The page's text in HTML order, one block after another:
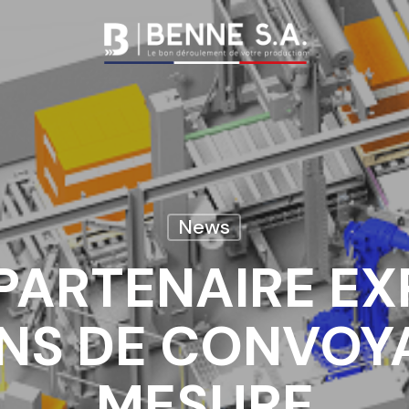
Nos bandes
transporteuses
Nos courroies
Nos accessoires
convoyeurs
Nos savoir-faire
Nos réalisations
News
DE